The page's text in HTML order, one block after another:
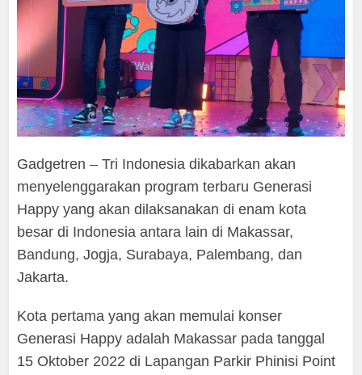
Gadgetren – Tri Indonesia dikabarkan akan
menyelenggarakan program terbaru Generasi
Happy yang akan dilaksanakan di enam kota
besar di Indonesia antara lain di Makassar,
Bandung, Jogja, Surabaya, Palembang, dan
Jakarta.
Kota pertama yang akan memulai konser
Generasi Happy adalah Makassar pada tanggal
15 Oktober 2022 di Lapangan Parkir Phinisi Point